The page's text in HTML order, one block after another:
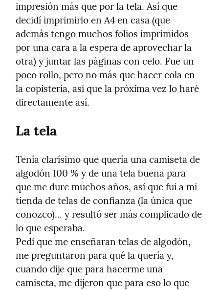
impresión más que por la tela. Así que
decidí imprimirlo en A4 en casa (que
además tengo muchos folios imprimidos
por una cara a la espera de aprovechar la
otra) y juntar las páginas con celo. Fue un
poco rollo, pero no más que hacer cola en
la copistería, así que la próxima vez lo haré
directamente así.
La tela
Tenía clarísimo que quería una camiseta de
algodón 100 % y de una tela buena para
que me dure muchos años, así que fui a mi
tienda de telas de confianza (la única que
conozco)... y resultó ser más complicado de
lo que esperaba.
Pedí que me enseñaran telas de algodón,
me preguntaron para qué la quería y,
cuando dije que para hacerme una
camiseta, me dijeron que para eso lo que